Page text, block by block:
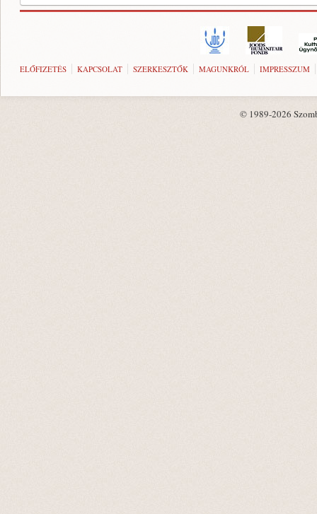
ELŐFIZETÉS KAPCSOLAT SZERKESZTŐK MAGUNKRÓL IMPRESSZUM
© 1989-2026